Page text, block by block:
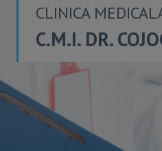
CLINICA
C.M.I. DR.